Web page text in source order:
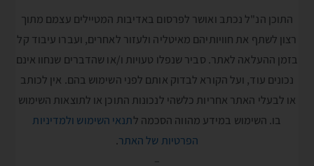
p
p
m
g
er
o
k
התוכן הנ"ל נכתב ואושר לפרסום באדיבות המטיילים עצמם מתוך
רצון לשתף את חוויותיהם מאיטליה ולעזור לאחרים, ועברו עיבוד קל
בזמן ההעלאה לאתר. סביר שנפלו טעויות ו/או שהדברים שנחוו אינם
נכונים עוד, ועל הקורא לבדוק אותם לפני השימוש בהם. אין לכותב
או לבעלי האתר אחריות כלשהי לנכונות התוכן או לתוצאות השימוש
בו. השימוש במידע מהווה הסכמה לתנאי השימוש ולמדיניות
הפרטיות של האתר.